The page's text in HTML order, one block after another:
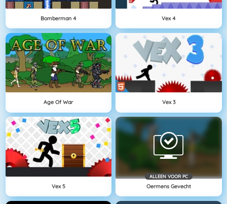
Bomberman 4 Vex 4
Age Of War Vex 3
Vex 5
ALLEEN VOOR PC
Oermens Gevecht